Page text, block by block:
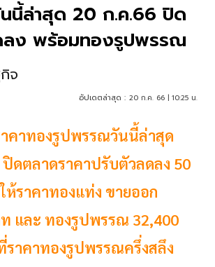
นนี้ล่าสุด 20 ก.ค.66 ปิด
ลง พร้อมทองรูปพรรณ
จ
อัปเดตล่าสุด : 20 ก.ค. 66 | 10:25 น.
คาทองรูปพรรณวันนี้ล่าสุด
ปิดตลาดราคาปรับตัวลดลง 50
ห้ราคาทองแท่ง ขายออก
และ ทองรูปพรรณ 32,400
าคาทองรูปพรรณครึ่งสลึง